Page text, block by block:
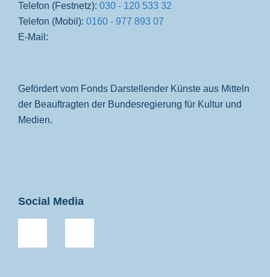
Telefon (Festnetz): 030 - 120 533 32
Telefon (Mobil): 0160 - 977 893 07
E-Mail:
Gefördert vom Fonds Darstellender Künste aus Mitteln
der Beauftragten der Bundesregierung für Kultur und
Medien.
Social Media